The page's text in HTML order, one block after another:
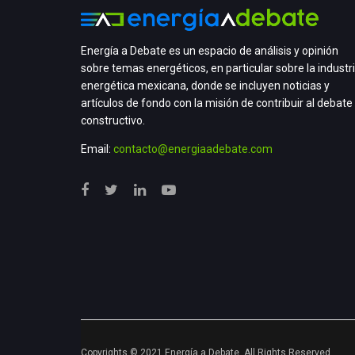
Energía a Debate es un espacio de análisis y opinión
sobre temas energéticos, en particular sobre la
energética mexicana, donde se incluyen noticias y
artículos de fondo con la misión de contribuir al debate
constructivo.
Email: contacto@energiaadebate.com
Copyrights © 2021 Energía a Debate. All Rights Reserved.